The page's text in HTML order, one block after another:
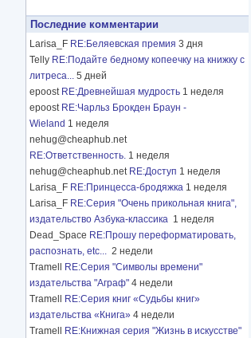
Последние комментарии
Larisa_F RE:Беляевская премия 3 дня
Telly RE:Подайте бедному копеечку на книжку с
литреса... 5 дней
epoost RE:Древнейшая мудрость 1 неделя
epoost RE:Чарльз Брокден Браун -
Wieland 1 неделя
nehug@cheaphub.net
RE:Ответственность. 1 неделя
nehug@cheaphub.net RE:Доступ 1 неделя
Larisa_F RE:Принцесса-бродяжка 1 неделя
Larisa_F RE:Серия "Очень прикольная книга",
издательство Азбука-классика 1 неделя
Dead_Space RE:Прошу переформатировать,
распознать, etc... 2 недели
Tramell
RE:Серия "Символы времени"
издательства "Аграф" 4 недели
Tramell
RE:Серия книг «Судьбы книг»
издательства «Книга» 4 недели
Tramell
RE:Книжная серия "Жизнь в искусстве"